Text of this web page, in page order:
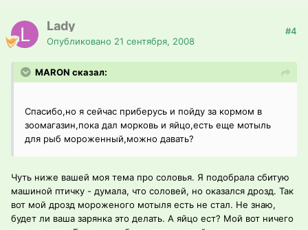
Lady
Опубликовано 21 сентября, 2008
#4
MARON сказал:
Спасибо,но я сейчас приберусь и пойду за кормом в
зоомагазин,пока дал морковь и яйцо,есть еще мотыль
для рыб мороженный,можно давать?
Чуть ниже вашей моя тема про соловья. Я подобрала сбитую
машиной птичку - думала, что соловей, но оказался дрозд. Так
вот мой дрозд мороженого мотыля есть не стал. Не знаю,
будет ли ваша зарянка это делать. А яйцо ест? Мой вот ничего